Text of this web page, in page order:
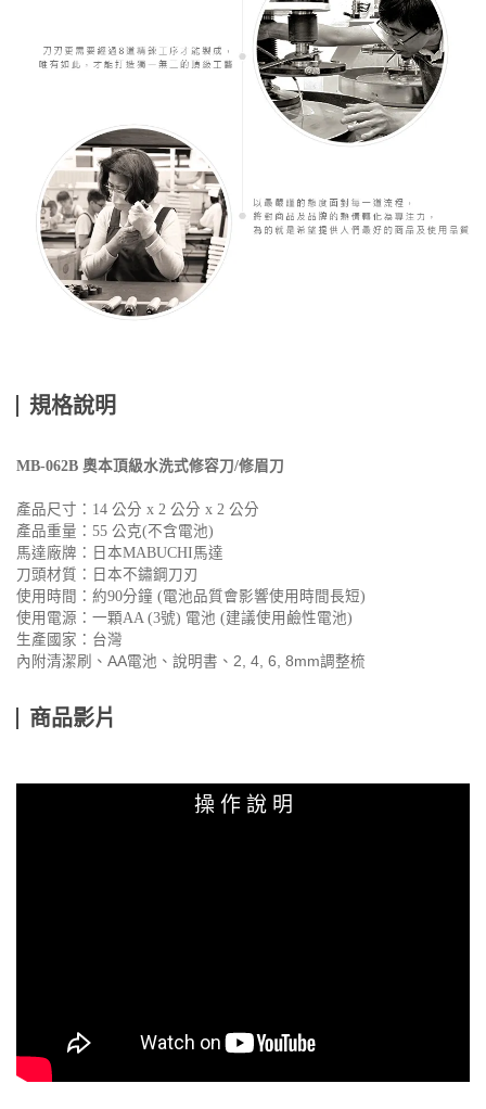
規格說明
MB-062B 奧本頂級水洗式修容刀/修眉刀
產品尺寸：14 公分 x 2 公分 x 2 公分
產品重量：55 公克(不含電池)
馬達廠牌：日本MABUCHI馬達
刀頭材質：日本不鏽鋼刀刃
使用時間：約90分鐘 (電池品質會影響使用時間長短)
使用電源：一顆AA (3號) 電池 (建議使用鹼性電池)
生產國家：台灣
內附清潔刷、AA電池、說明書、2, 4, 6, 8mm調整梳
商品影片
操 作 說 明